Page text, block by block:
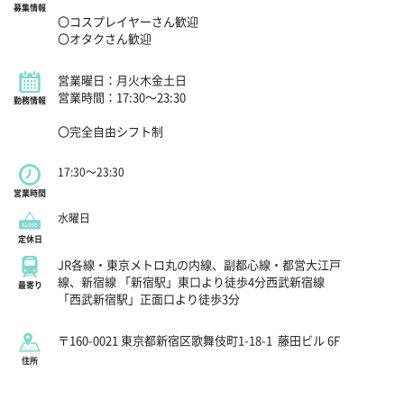
募集情報
〇コスプレイヤーさん歓迎
〇オタクさん歓迎
勤務情報
営業曜日：月火木金土日
営業時間：17:30～23:30
〇完全自由シフト制
営業時間
17:30～23:30
定休日
水曜日
最寄り
JR各線・東京メトロ丸の内線、副都心線・都営大江戸
線、新宿線 「新宿駅」東口より徒歩4分西武新宿線
「西武新宿駅」正面口より徒歩3分
住所
〒160-0021 東京都新宿区歌舞伎町1-18-1藤田ビル 6F